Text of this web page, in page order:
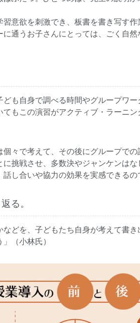
意欲を刺激でき、板書を書き写す
通うお子さんにとっては、ごく自
も自身で調べる時間やグループワー
もこの演習がアクティブ・ラーニ
々で考えて、その後にグループで
挑戦させ、多数決やジャンケンはな
し合いや協力の効果を実感できるの
る。
どを、子どもたち自身が考えて書
（小林氏）